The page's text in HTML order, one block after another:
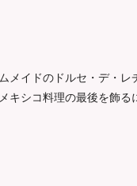
メイドのドルセ・デ・レ
シコ料理の最後を飾る